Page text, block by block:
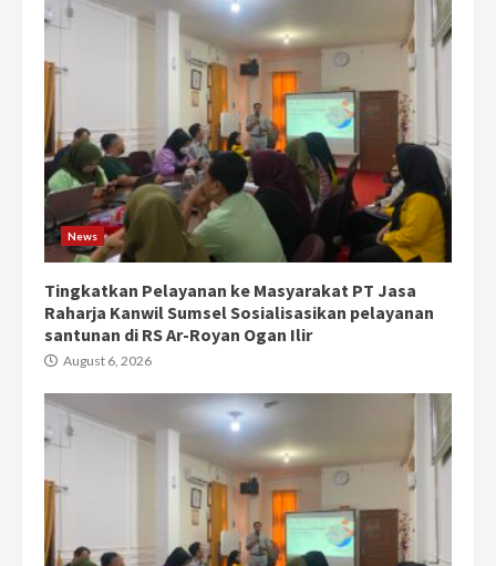
News
Tingkatkan Pelayanan ke Masyarakat PT Jasa
Raharja Kanwil Sumsel Sosialisasikan pelayanan
santunan di RS Ar-Royan Ogan Ilir
August 6, 2026